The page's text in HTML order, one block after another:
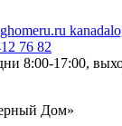
76 82
8:00-17:00,
Дом»